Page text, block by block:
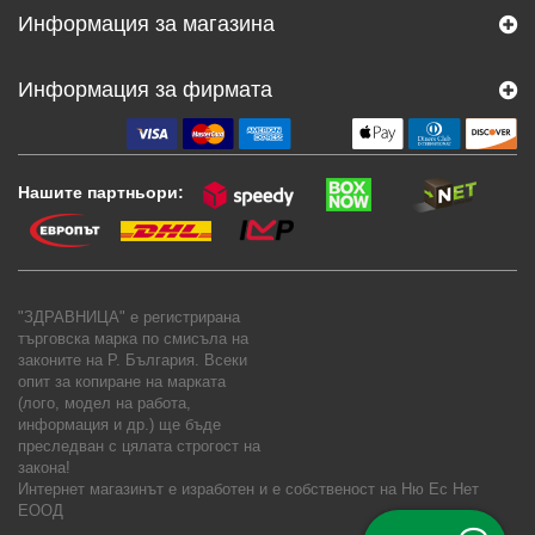
Информация за магазина
Информация за фирмата
Нашите партньори:
"ЗДРАВНИЦА" е регистрирана
търговска марка по смисъла на
законите на Р. България. Всеки
опит за копиране на марката
(лого, модел на работа,
информация и др.) ще бъде
преследван с цялата строгост на
закона!
Интернет магазинът е изработен и е собственост на Ню Ес Нет
ЕООД